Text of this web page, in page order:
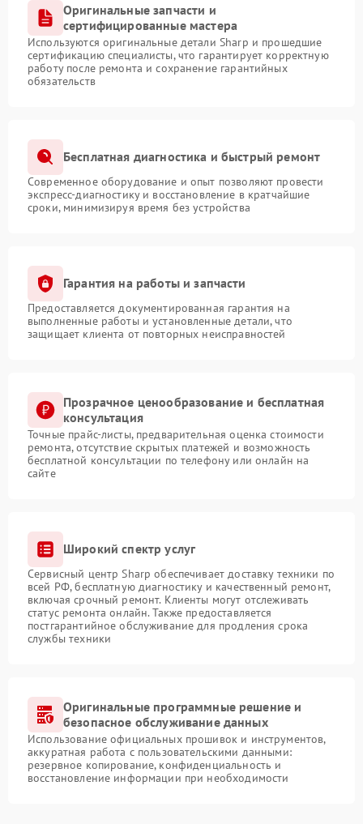
Оригинальные запчасти и
сертифицированные мастера
Используются оригинальные детали Sharp и прошедшие
сертификацию специалисты, что гарантирует корректную
работу после ремонта и сохранение гарантийных
обязательств
Бесплатная диагностика и быстрый ремонт
Современное оборудование и опыт позволяют провести
экспресс-диагностику и восстановление в кратчайшие
сроки, минимизируя время без устройства
Гарантия на работы и запчасти
Предоставляется документированная гарантия на
выполненные работы и установленные детали, что
защищает клиента от повторных неисправностей
Прозрачное ценообразование и бесплатная
консультация
Точные прайс-листы, предварительная оценка стоимости
ремонта, отсутствие скрытых платежей и возможность
бесплатной консультации по телефону или онлайн на
сайте
Широкий спектр услуг
Сервисный центр Sharp обеспечивает доставку техники по
всей РФ, бесплатную диагностику и качественный ремонт,
включая срочный ремонт. Клиенты могут отслеживать
статус ремонта онлайн. Также предоставляется
постгарантийное обслуживание для продления срока
службы техники
Оригинальные программные решение и
безопасное обслуживание данных
Использование официальных прошивок и инструментов,
аккуратная работа с пользовательскими данными:
резервное копирование, конфиденциальность и
восстановление информации при необходимости